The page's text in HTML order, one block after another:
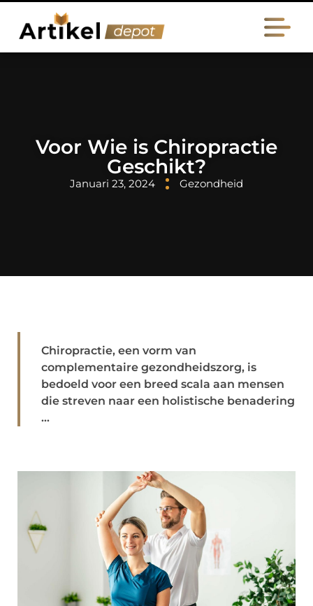
Voor Wie is Chiropractie
Geschikt?
Januari 23, 2024 Gezondheid
Chiropractie, een vorm van
complementaire gezondheidszorg, is
bedoeld voor een breed scala aan mensen
die streven naar een holistische benadering
...